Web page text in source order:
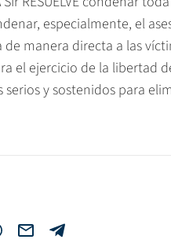
especialmente, el
manera directa a las
el ejercicio de la libertad
y sostenidos para